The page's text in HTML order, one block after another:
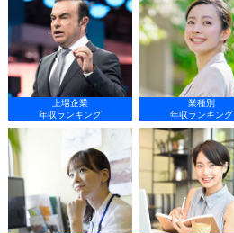
上場企業
年収ランキング
業種別
年収ランキング